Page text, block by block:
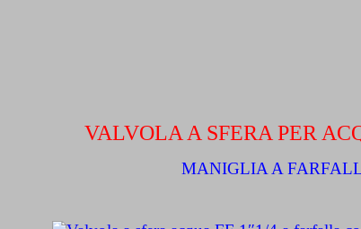
VALVOLA A SFERA PER
MANIGLIA A